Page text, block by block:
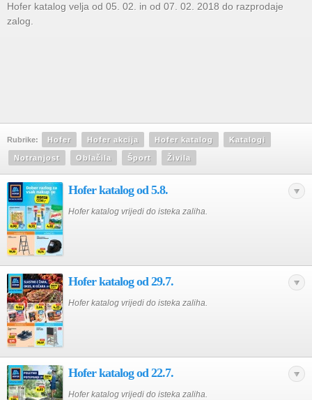
Hofer katalog velja od 05. 02. in od 07. 02. 2018 do razprodaje
zalog.
Rubrike: Hofer Hofer akcija Hofer katalog Katalogi
Notranjost Oblačila Šport Živila
Hofer katalog od 5.8.
Hofer katalog vrijedi do isteka zaliha.
Hofer katalog od 29.7.
Hofer katalog vrijedi do isteka zaliha.
Hofer katalog od 22.7.
Hofer katalog vrijedi do isteka zaliha.